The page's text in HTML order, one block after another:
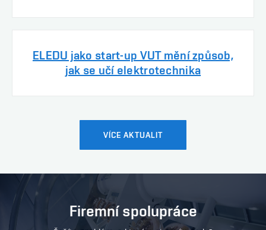
ELEDU jako start-up VUT mění způsob,
jak se učí elektrotechnika
VÍCE AKTUALIT
Firemní spolupráce